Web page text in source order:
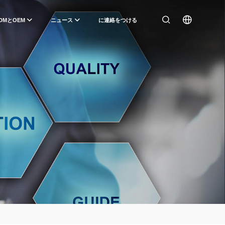
とOEM ニュース に連絡をつける